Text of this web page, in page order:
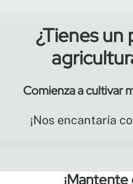
para
soportar
cargas
más
pesadas.
resistentes
para
en
¿Tienes
Comienza a cultivar
¡Nos encantaría